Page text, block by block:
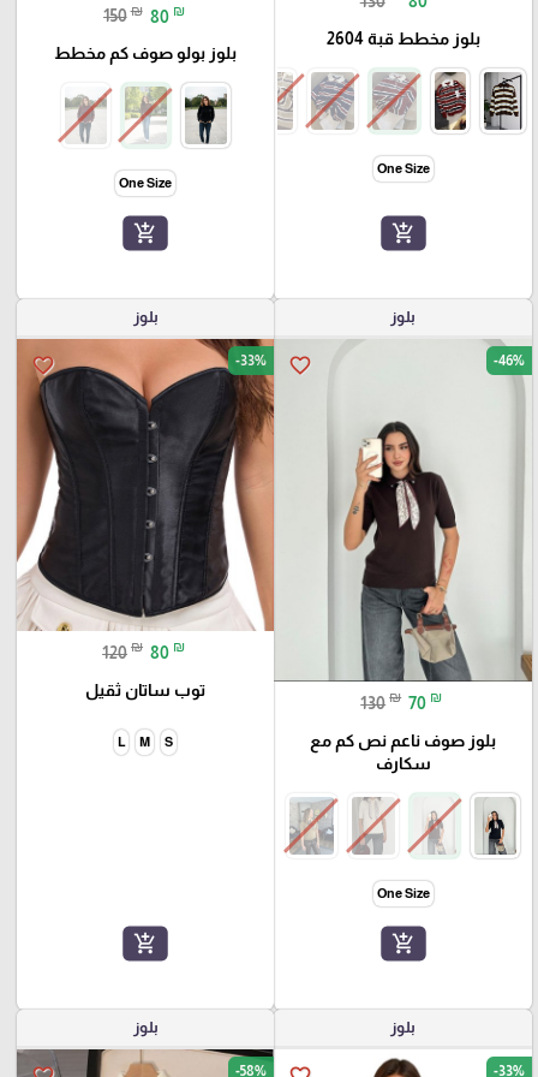
بلوز مخطط قبة 2604
One Size
add_shopping_cart
150 ₪ 80 ₪
بلوز بولو صوف كم مخطط
One Size
add_shopping_cart
بلوز
favorite_border -46%
130 ₪ 70 ₪
بلوز صوف ناعم نص كم مع
سكارف
One Size
add_shopping_cart
بلوز
favorite_border -33%
120 ₪ 80 ₪
توب ساتان ثقيل
S
M
L
add_shopping_cart
بلوز
-33%
بلوز
-58%